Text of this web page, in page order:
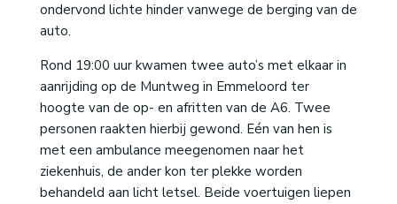
ondervond lichte hinder vanwege de berging van de
auto.
Rond 19:00 uur kwamen twee auto’s met elkaar in
aanrijding op de Muntweg in Emmeloord ter
hoogte van de op- en afritten van de A6. Twee
personen raakten hierbij gewond. Eén van hen is
met een ambulance meegenomen naar het
ziekenhuis, de ander kon ter plekke worden
behandeld aan licht letsel. Beide voertuigen liepen